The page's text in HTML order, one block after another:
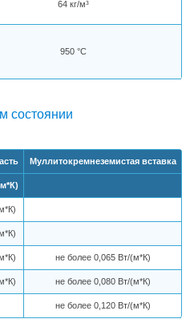
64 кг/м³
950 °C
состоянии
Муллитокремнеземистая вставка
не более 0,065 Вт/(м*К)
не более 0,080 Вт/(м*К)
не более 0,120 Вт/(м*К)